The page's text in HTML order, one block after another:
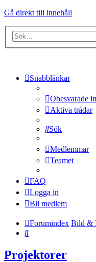
Gå direkt till innehåll
Snabblänkar
Obesvarade
Aktiva trådar
Sök
Medlemmar
Teamet
FAQ
Logga in
Bli medlem
Forumindex Bild &
Sök
Projektorer